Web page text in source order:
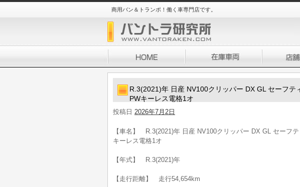
商用バン＆トランポ！働く車専門店です。
R.3(2021)年 日産 NV100クリッパー DX GL セーフ
PWキーレス電格1オ
投稿日 2026年7月2日
【車名】 R.3(2021)年 日産 NV100クリッパー DX GL セーフ
キーレス電格1オ
【年式】 R.3(2021)年
【走行距離】 走行54,654km